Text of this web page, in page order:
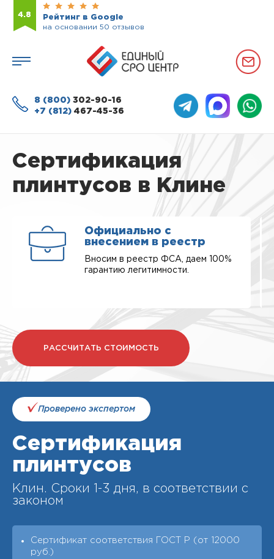
4.8
Рейтинг в Google
на основании 50 отзывов
8 (800) 302-90-16
+7 (812) 467-45-36
Сертификация
плинтусов в Клине
Официально с
внесением в реестр
Вносим в реестр ФСА, даем 100%
гарантию легитимности.
РАССЧИТАТЬ СТОИМОСТЬ
Проверено экспертом
Сертификация
плинтусов
Клин. Cроки 1-3 дня, в соответствии с
законом
Сертификат соответствия ГОСТ Р (от 12000
руб.)